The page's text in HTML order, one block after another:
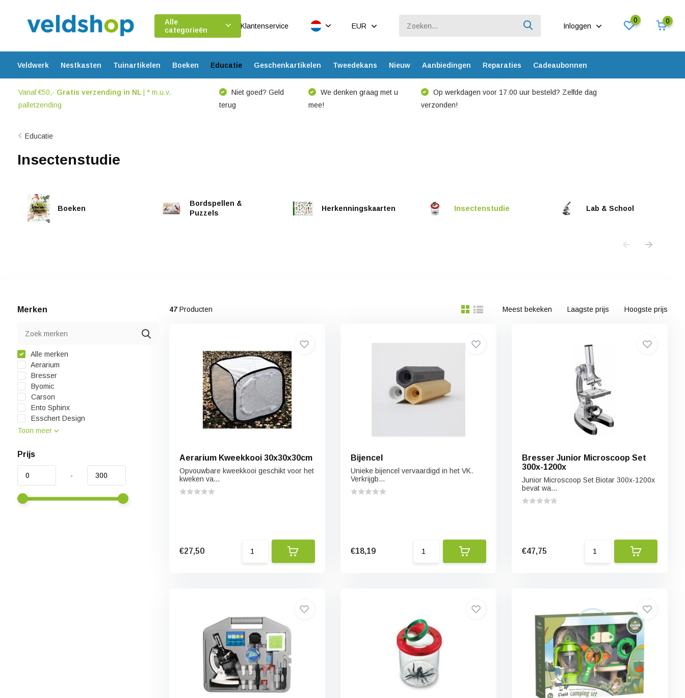
Alle
categorieën
Klantenservice EUR Inloggen
0 0
Veldwerk Nestkasten Tuinartikelen Boeken Educatie Geschenkartikelen Tweedekans Nieuw Aanbiedingen Reparaties Cadeaubonnen
Vanaf €50,- Gratis verzending in NL| * m.u.v.
palletzending
Niet goed? Geld
terug
We denken graag met u
mee!
Op werkdagen voor 17:00 uur besteld? Zelfde dag
verzonden!
Educatie
Insectenstudie
Boeken
Bordspellen &
Puzzels
Herkenningskaarten Insectenstudie Lab & School
Merken
Alle merken
Aerarium
Bresser
Byomic
Carson
Ento Sphinx
Esschert Design
Toon meer
Prijs
-
47Producten Meest bekeken Laagste prijs Hoogste prijs
Aerarium Kweekkooi 30x30x30cm
Opvouwbare kweekkooi geschikt voor het
kweken va...
€27,50
Bijencel
Unieke bijencel vervaardigd in het VK.
Verkrijgb...
€18,19
Bresser Junior Microscoop Set
300x-1200x
Junior Microscoop Set Biotar 300x-1200x
bevat wa...
€47,75